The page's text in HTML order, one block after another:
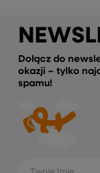
Dołącz do
okazji – tylko
spamu!